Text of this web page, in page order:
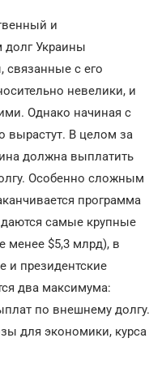
и
долг Украины
связанные с его
невелики, и
Однако начиная с
вырастут. В целом за
должна выплатить
Особенно сложным
программа
самые крупные
менее $5,3 млрд), в
и президентские
два максимума:
по внешнему долгу.
для экономики, курса